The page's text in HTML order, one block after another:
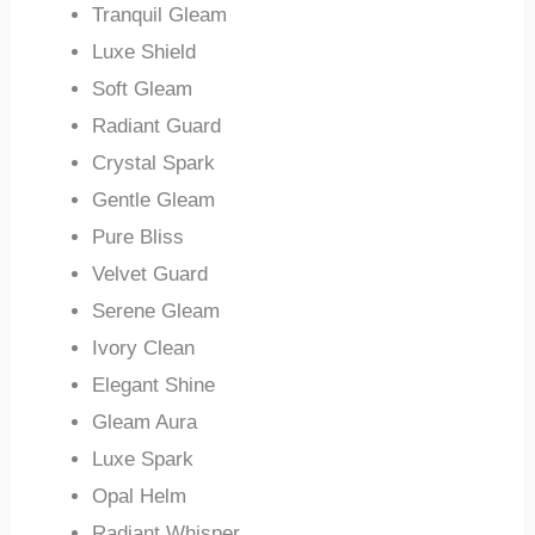
Tranquil Gleam
Luxe Shield
Soft Gleam
Radiant Guard
Crystal Spark
Gentle Gleam
Pure Bliss
Velvet Guard
Serene Gleam
Ivory Clean
Elegant Shine
Gleam Aura
Luxe Spark
Opal Helm